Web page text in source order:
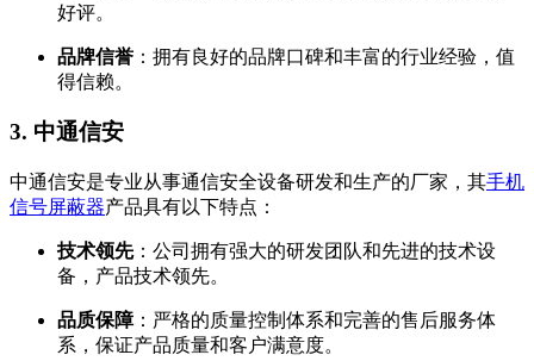
好评。
品牌信誉 ：拥有良好的品牌口碑和丰富的行业经验，值
得信赖。
3. 中通信安
中通信安是专业从事通信安全设备研发和生产的厂家，其手机
信号屏蔽器产品具有以下特点：
技术领先：公司拥有强大的研发团队和先进的技术设
备，产品技术领先。
品质保障：严格的质量控制体系和完善的售后服务体
系，保证产品质量和客户满意度。